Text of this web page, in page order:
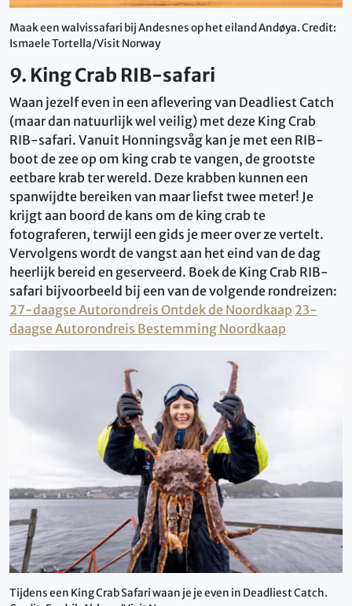
Maak een walvissafari bij Andesnes op het eiland Andøya. Credit:
Ismaele Tortella/Visit Norway
9. King Crab RIB-safari
Waan jezelf even in een aflevering van Deadliest Catch
(maar dan natuurlijk wel veilig) met deze King Crab
RIB-safari. Vanuit Honningsvåg kan je met een RIB-
boot de zee op om king crab te vangen, de grootste
eetbare krab ter wereld. Deze krabben kunnen een
spanwijdte bereiken van maar liefst twee meter! Je
krijgt aan boord de kans om de king crab te
fotograferen, terwijl een gids je meer over ze vertelt.
Vervolgens wordt de vangst aan het eind van de dag
heerlijk bereid en geserveerd. Boek de King Crab RIB-
safari bijvoorbeeld bij een van de volgende rondreizen:
27-daagse Autorondreis Ontdek de Noordkaap 23-
daagse Autorondreis Bestemming Noordkaap
Tijdens een King Crab Safari waan je je even in Deadliest Catch.